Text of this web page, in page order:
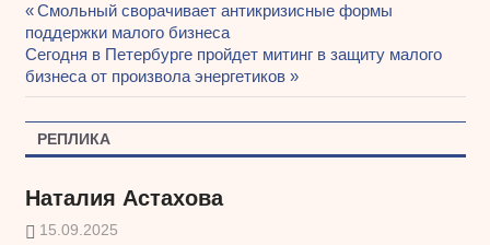
Навигация
по
записям
Предыдущая
запись:
Смольный сворачивает антикризисные формы
поддержки малого бизнеса
Следующая
запись:
Сегодня в Петербурге пройдет митинг в защиту малого
бизнеса от произвола энергетиков
РЕПЛИКА
Наталия Астахова
15.09.2025